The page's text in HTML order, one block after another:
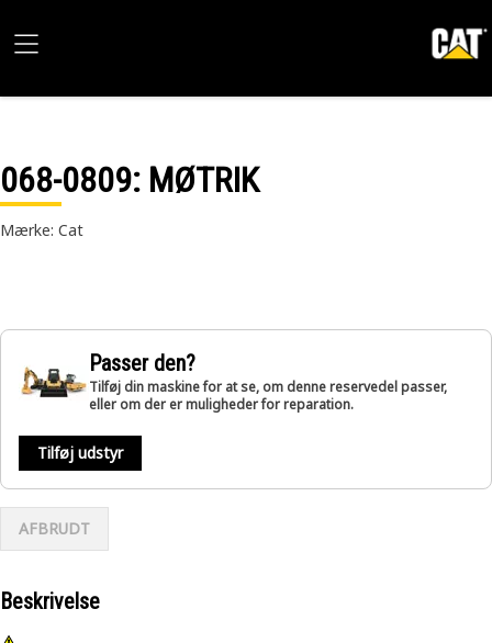
068-0809: MØTRIK
Mærke: Cat
Passer den?
Tilføj din maskine for at se, om denne reservedel passer,
eller om der er muligheder for reparation.
Tilføj udstyr
AFBRUDT
Beskrivelse